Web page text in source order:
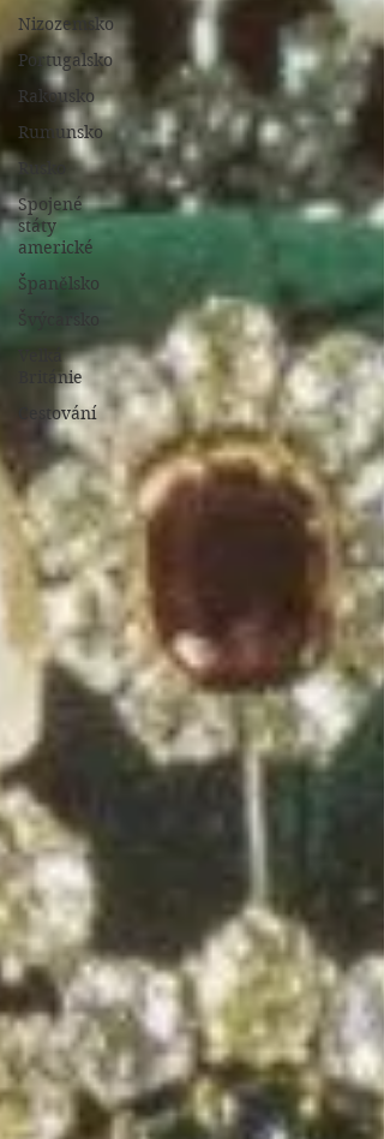
Nizozemsko
Portugalsko
Rakousko
Rumunsko
Rusko
Spojené
státy
americké
Španělsko
Švýcarsko
Británie
Cestování